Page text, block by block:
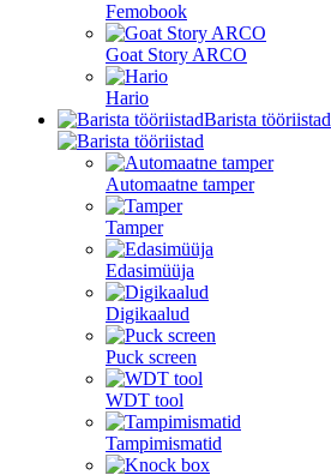
Femobook
Goat Story ARCO
Hario
Barista tööriistad
Automaatne tamper
Tamper
Edasimüüja
Digikaalud
Puck screen
WDT tool
Tampimismatid